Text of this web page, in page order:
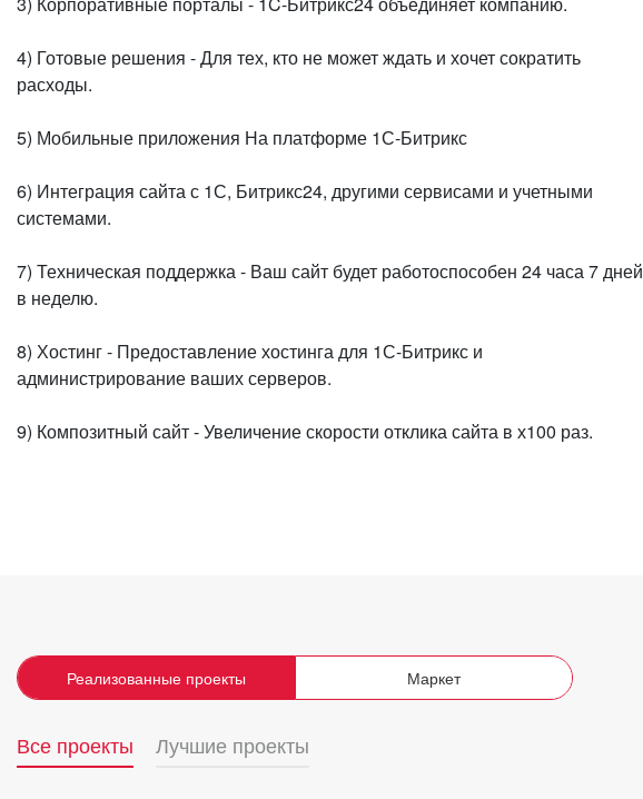
4) Готовые решения - Для тех, кто не может ждать и хочет сократить
расходы.
5) Мобильные приложения На платформе 1С-Битрикс
6) Интеграция сайта с 1С, Битрикс24, другими сервисами и учетными
системами.
7) Техническая поддержка - Ваш сайт будет работоспособен 24 часа 7 дней
в неделю.
8) Хостинг - Предоставление хостинга для 1С-Битрикс и
администрирование ваших серверов.
9) Композитный сайт - Увеличение скорости отклика сайта в х100 раз.
Реализованные проекты Маркет
Все проекты Лучшие проекты